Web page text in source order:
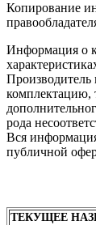
Копирование
Информация о
Производитель
комплектацию,
рода
Вся
публичной
ТЕКУЩЕЕ